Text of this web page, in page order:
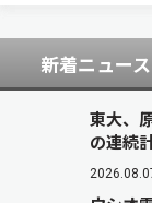
電
新着ニュース
東大、
の連続